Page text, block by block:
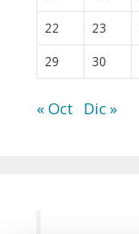
22
23
29
30
« Oct Dic »